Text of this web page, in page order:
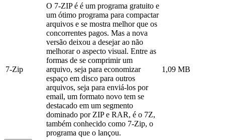
7-Zip
O 7-ZIP é é um programa gratuito e
um ótimo programa para compactar
arquivos e se mostra melhor que os
concorrentes pagos. Mas a nova
versão deixou a desejar ao não
melhorar o aspecto visual. Entre as
formas de se comprimir um
arquivo, seja para economizar
espaço em disco para outros
arquivos, seja para enviá-los por
email, um formato novo tem se
destacado em um segmento
dominado por ZIP e RAR, é o 7Z,
também conhecido como 7-Zip, o
programa que o lançou.
1,09 MB